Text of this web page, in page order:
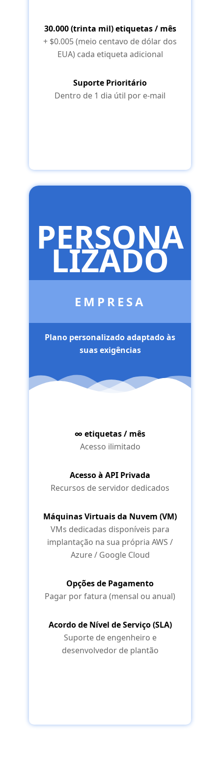
30.000 (trinta mil) etiquetas / mês
+ $0.005 (meio centavo de dólar dos
EUA) cada etiqueta adicional
Suporte Prioritário
Dentro de 1 dia útil por e-mail
PERSONA
LIZADO
EMPRESA
Plano personalizado adaptado às
suas exigências
∞ etiquetas / mês
Acesso ilimitado
Acesso à API Privada
Recursos de servidor dedicados
Máquinas Virtuais da Nuvem (VM)
VMs dedicadas disponíveis para
implantação na sua própria AWS /
Azure / Google Cloud
Opções de Pagamento
Pagar por fatura (mensal ou anual)
Acordo de Nível de Serviço (SLA)
Suporte de engenheiro e
desenvolvedor de plantão